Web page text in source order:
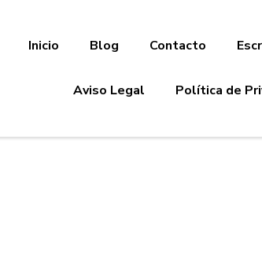
Inicio Blog Contacto
Aviso Legal Política de